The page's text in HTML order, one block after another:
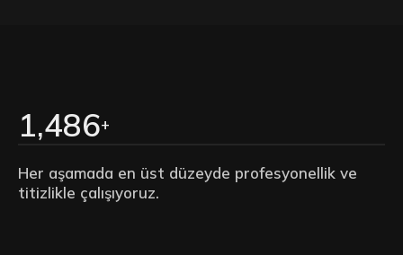
1,486+
Her aşamada en üst düzeyde profesyonellik ve
titizlikle çalışıyoruz.